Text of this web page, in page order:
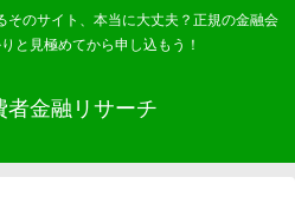
そのサイト、本当に大丈夫？正規の金融会
と見極めてから申し込もう！
者金融リサーチ